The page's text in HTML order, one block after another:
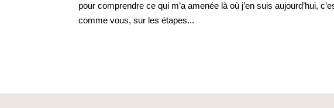
pour comprendre ce qui m’a amenée là où j’en suis aujourd’hui,
comme vous, sur les étapes...